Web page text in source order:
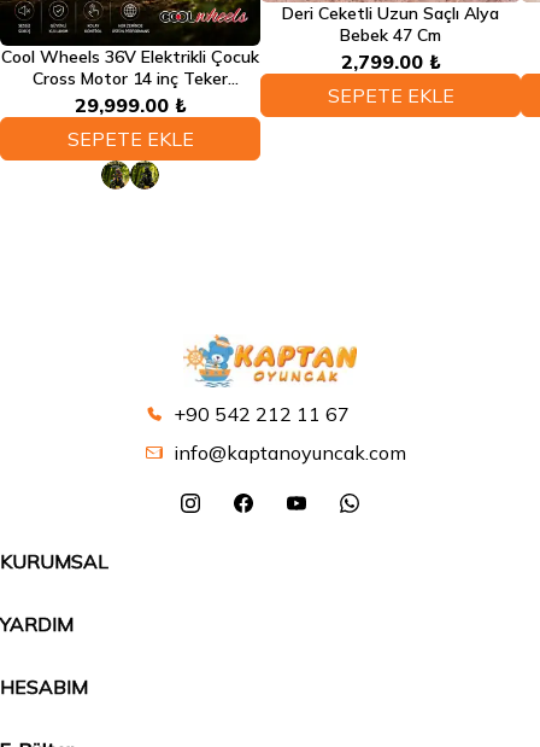
SEPETE EKLE
Cool Wheels 36V Elektrikli Çocuk
Cross Motor 14 inç Teker
Bluetooth LED Far 3 Kademe Hız
Ayarlı
29,999.00 ₺ SEPETE EKLE
Deri Ceketli Uzun Saçlı Alya
Bebek 47 Cm
2,799.00 ₺
+90 542 212 11 67
info@kaptanoyuncak.com
KURUMSAL
YARDIM
HESABIM